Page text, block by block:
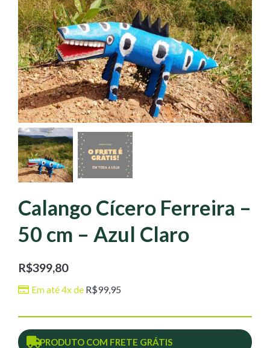
Calango Cícero Ferreira –
50 cm – Azul Claro
R$399,80
Em até 4x de R$99,95
PRODUTO COM FRETE GRÁTIS